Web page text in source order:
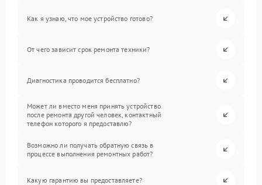
Как я узнаю, что мое устройство готово?
От чего зависит срок ремонта техники?
Диагностика проводится бесплатно?
Может ли вместо меня принять устройство
после ремонта другой человек, контактный
телефон которого я предоставлю?
Возможно ли получать обратную связь в
процессе выполнения ремонтных работ?
Какую гарантию вы предоставляете?